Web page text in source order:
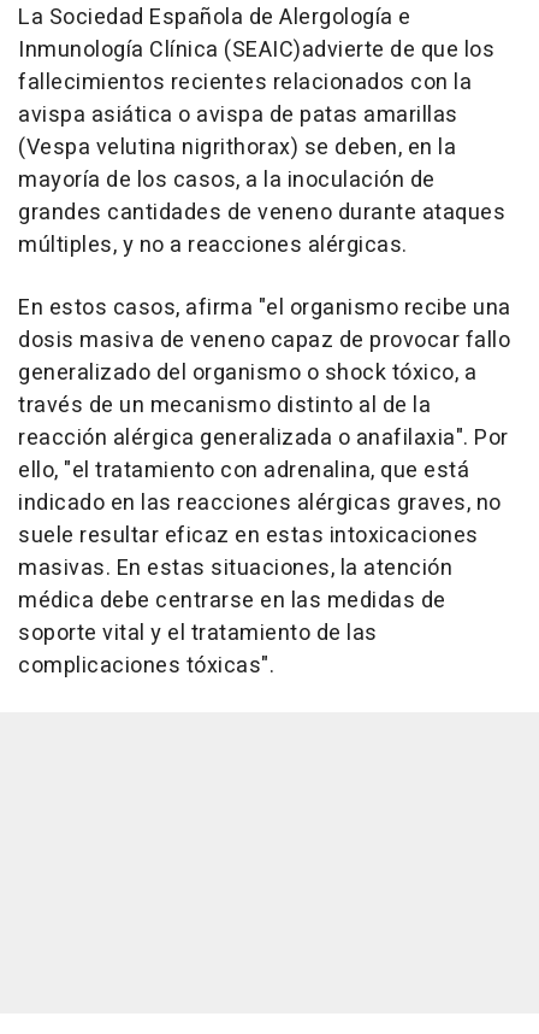
La Sociedad Española de Alergología e
Inmunología Clínica (SEAIC)advierte de que los
fallecimientos recientes relacionados con la
avispa asiática o avispa de patas amarillas
(Vespa velutina nigrithorax) se deben, en la
mayoría de los casos, a la inoculación de
grandes cantidades de veneno durante ataques
múltiples, y no a reacciones alérgicas.
En estos casos, afirma "el organismo recibe una
dosis masiva de veneno capaz de provocar fallo
generalizado del organismo o shock tóxico, a
través de un mecanismo distinto al de la
reacción alérgica generalizada o anafilaxia". Por
ello, "el tratamiento con adrenalina, que está
indicado en las reacciones alérgicas graves, no
suele resultar eficaz en estas intoxicaciones
masivas. En estas situaciones, la atención
médica debe centrarse en las medidas de
soporte vital y el tratamiento de las
complicaciones tóxicas".